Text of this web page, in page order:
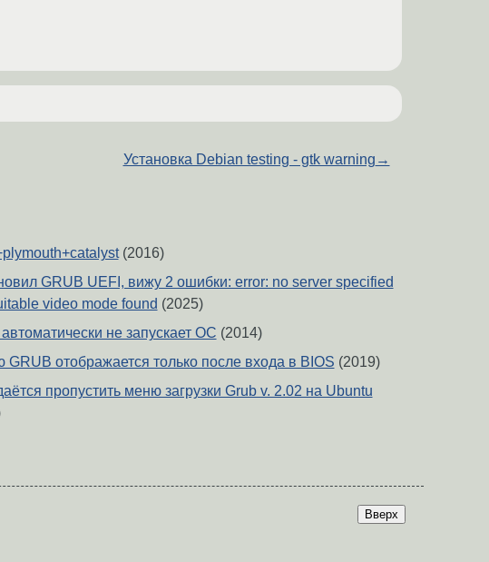
Установка Debian testing - gtk warning →
(2016)
GRUB UEFI, вижу 2 ошибки: error: no server specified
video mode found (2025)
не запускает ОС (2014)
GRUB отображается только после входа в BIOS (2019)
пропустить меню загрузки Grub v. 2.02 на Ubuntu
Вверх